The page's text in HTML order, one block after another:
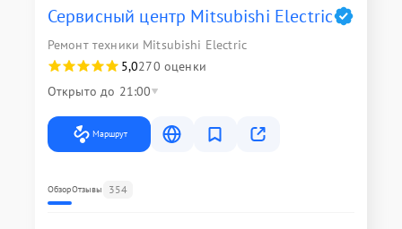
Сервисный центр Mitsubishi Electric
Ремонт техники Mitsubishi Electric
5,0270 оценки
Открыто до 21:00
Маршрут
ОбзорОтзывы 354